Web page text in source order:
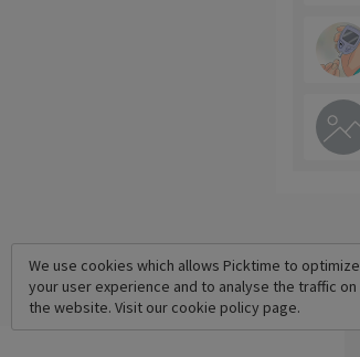
We use cookies which allows Picktime to optimize
your user experience and to analyse the traffic on
the website. Visit our cookie policy page.